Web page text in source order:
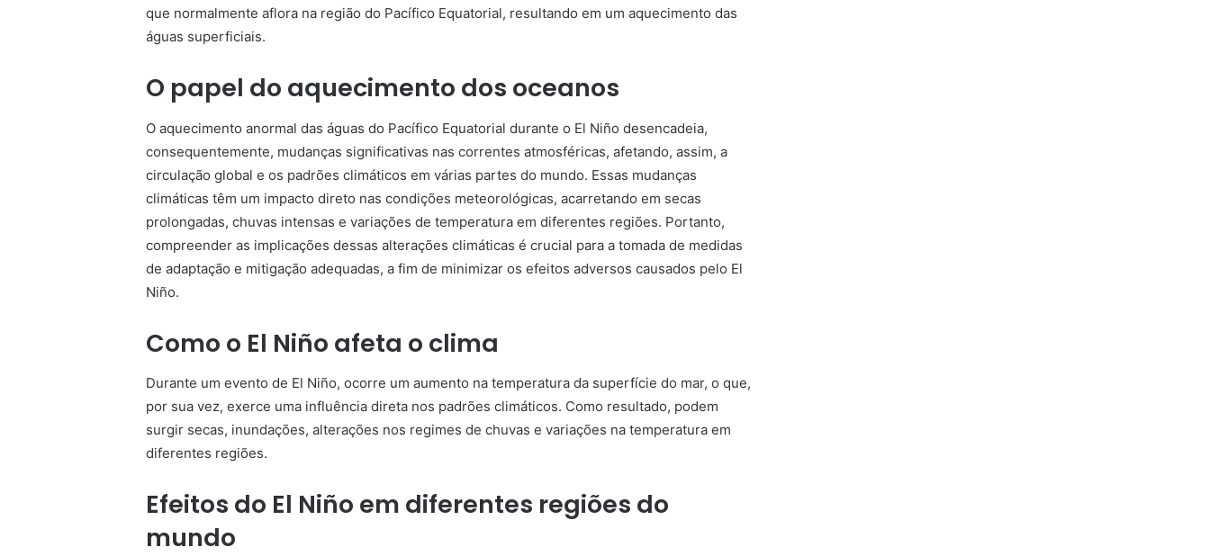
que normalmente aflora na região do Pacífico Equatorial, resultando em um aquecimento das
águas superficiais.
O papel do aquecimento dos oceanos
O aquecimento anormal das águas do Pacífico Equatorial durante o El Niño desencadeia,
consequentemente, mudanças significativas nas correntes atmosféricas, afetando, assim, a
circulação global e os padrões climáticos em várias partes do mundo. Essas mudanças
climáticas têm um impacto direto nas condições meteorológicas, acarretando em secas
prolongadas, chuvas intensas e variações de temperatura em diferentes regiões. Portanto,
compreender as implicações dessas alterações climáticas é crucial para a tomada de medidas
de adaptação e mitigação adequadas, a fim de minimizar os efeitos adversos causados pelo El
Niño.
Como o El Niño afeta o clima
Durante um evento de El Niño, ocorre um aumento na temperatura da superfície do mar, o que,
por sua vez, exerce uma influência direta nos padrões climáticos. Como resultado, podem
surgir secas, inundações, alterações nos regimes de chuvas e variações na temperatura em
diferentes regiões.
Efeitos do El Niño em diferentes regiões do
mundo